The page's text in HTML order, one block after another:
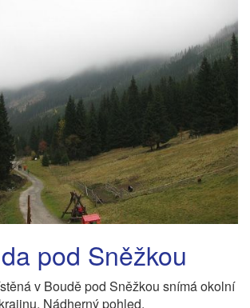
pod Sněžkou
v Boudě pod Sněžkou snímá okolní
krajinu. Nádherný pohled.